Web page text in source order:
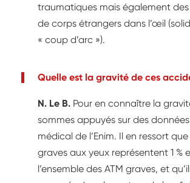
traumatiques mais également
de corps étrangers dans l’œil
« coup d’arc »).
Quelle est la gravité de ces
N. Le B. Pour en connaître la
sommes appuyés sur des
médical de l’Enim. Il en ressort que
graves aux yeux représentent 1 %
l’ensemble des ATM graves, et